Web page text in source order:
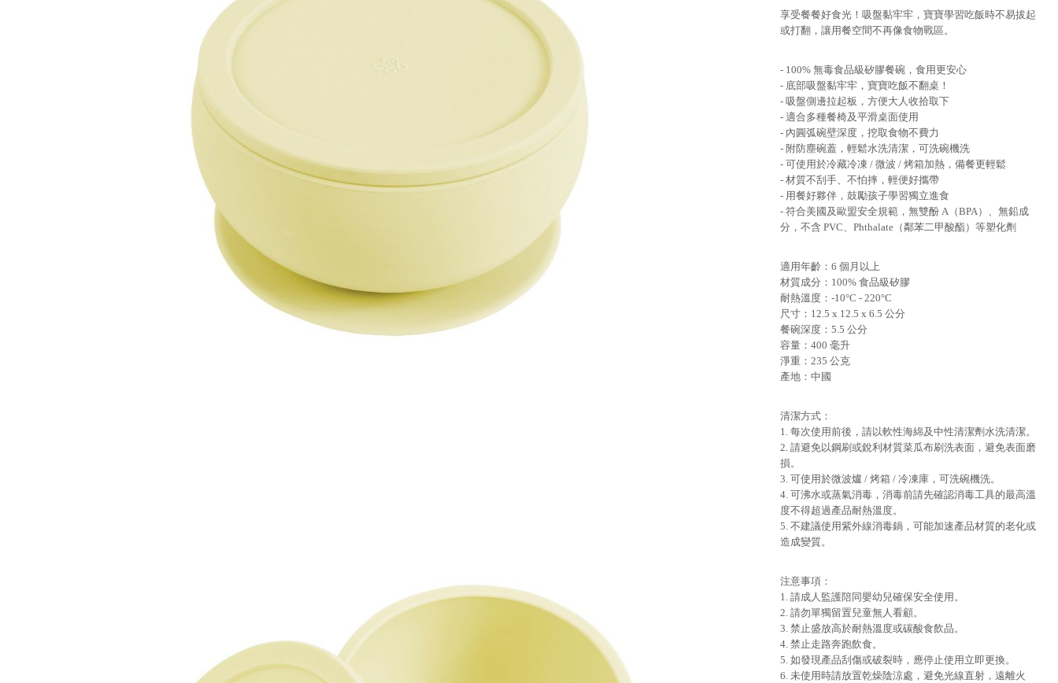
享受餐餐好食光！吸盤黏牢牢，寶寶學習吃飯時不易拔起
或打翻，讓用餐空間不再像食物戰區。
- 100% 無毒食品級矽膠餐碗，食用更安心
- 底部吸盤黏牢牢，寶寶吃飯不翻桌！
- 吸盤側邊拉起板，方便大人收拾取下
- 適合多種餐椅及平滑桌面使用
- 內圓弧碗壁深度，挖取食物不費力
- 附防塵碗蓋，輕鬆水洗清潔，可洗碗機洗
- 可使用於冷藏冷凍 / 微波 / 烤箱加熱，備餐更輕鬆
- 材質不刮手、不怕摔，輕便好攜帶
- 用餐好夥伴，鼓勵孩子學習獨立進食
- 符合美國及歐盟安全規範，無雙酚 A（BPA）、無鉛成
分，不含 PVC、Phthalate（鄰苯二甲酸酯）等塑化劑
適用年齡：6 個月以上
材質成分：100% 食品級矽膠
耐熱溫度：-10°C - 220°C
尺寸：12.5 x 12.5 x 6.5 公分
餐碗深度：5.5 公分
容量：400 毫升
淨重：235 公克
產地：中國
清潔方式：
1. 每次使用前後，請以軟性海綿及中性清潔劑水洗清潔。
2. 請避免以鋼刷或銳利材質菜瓜布刷洗表面，避免表面磨
損。
3. 可使用於微波爐 / 烤箱 / 冷凍庫，可洗碗機洗。
4. 可沸水或蒸氣消毒，消毒前請先確認消毒工具的最高溫
度不得超過產品耐熱溫度。
5. 不建議使用紫外線消毒鍋，可能加速產品材質的老化或
造成變質。
注意事項：
1. 請成人監護陪同嬰幼兒確保安全使用。
2. 請勿單獨留置兒童無人看顧。
3. 禁止盛放高於耐熱溫度或碳酸食飲品。
4. 禁止走路奔跑飲食。
5. 如發現產品刮傷或破裂時，應停止使用立即更換。
6. 未使用時請放置乾燥陰涼處，避免光線直射，遠離火